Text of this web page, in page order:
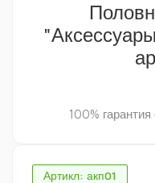
Артикл: акп01
100%